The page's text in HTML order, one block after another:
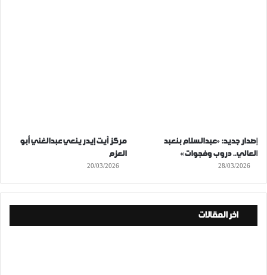
إصدار جديد: «عبدالسلام بنعبد
العالي.. دروب وفجوات»
28/03/2026
مركز آيت إيدر ينعي عبدالغني أبو
العزم
20/03/2026
اخر المقالات